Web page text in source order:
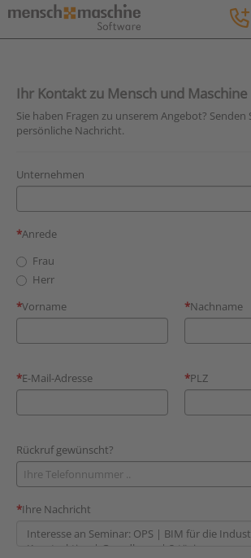
Ihr Kontakt zu Mensch und Maschine
Sie haben Fragen zu unserem Angebot? Senden
persönliche Nachricht.
Unternehmen
Anrede
Frau
Herr
Vorname
Nachname
E-Mail-Adresse PLZ
Rückruf gewünscht?
Ihre Nachricht